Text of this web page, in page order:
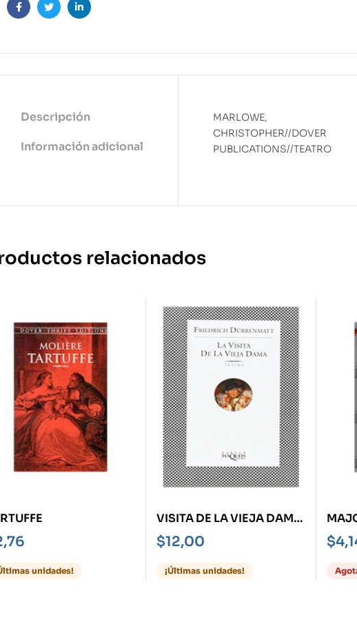
FacebookTwitterLinkedin
Descripción
Información adicional
MARLOWE,
CHRISTOPHER//DOVER
PUBLICATIONS//TEATRO
relacionados
unidades!
VISITA DE LA VIEJA DAMA,
LA
$12,00
¡Últimas unidades!
$